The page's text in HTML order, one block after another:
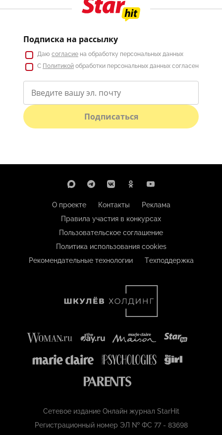
Подписка на рассылку
Даю согласие на обработку персональных данных
С Политикой обработки персональных данных согласен
Подписаться
О проекте Контакты
Реклама
Правила участия в конкурсах
Пользовательское соглашение
Политика использования cookies
Рекомендательные технологии
Техподдержка
Сетевое издание Онлайн журнал StarHit
Регистрационный номер ЭЛ № ФС 77 - 83698